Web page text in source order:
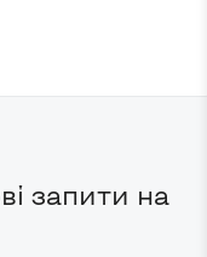
запити на